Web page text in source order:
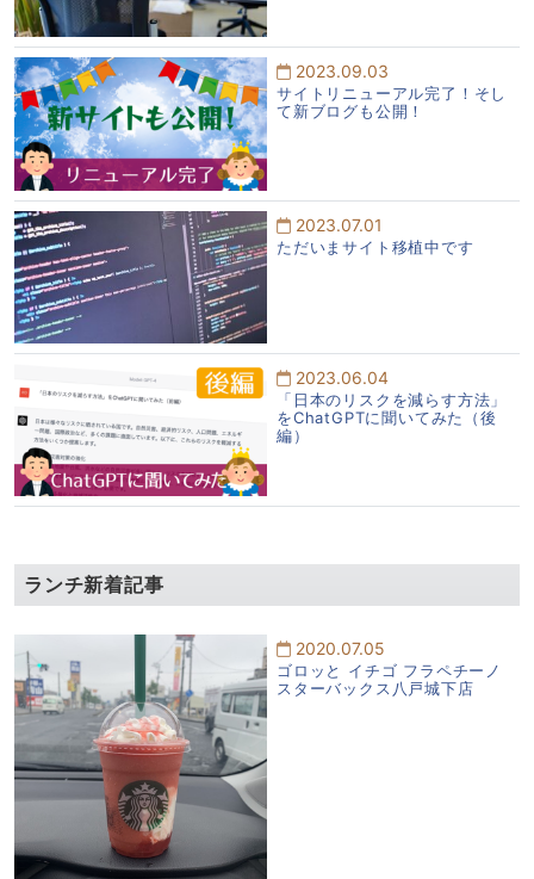
2023.09.03
サイトリニューアル完了！そし
て新ブログも公開！
2023.07.01
ただいまサイト移植中です
2023.06.04
「日本のリスクを減らす方法」
をChatGPTに聞いてみた（後
編）
ランチ新着記事
2020.07.05
ゴロッと イチゴ フラペチーノ
スターバックス八戸城下店